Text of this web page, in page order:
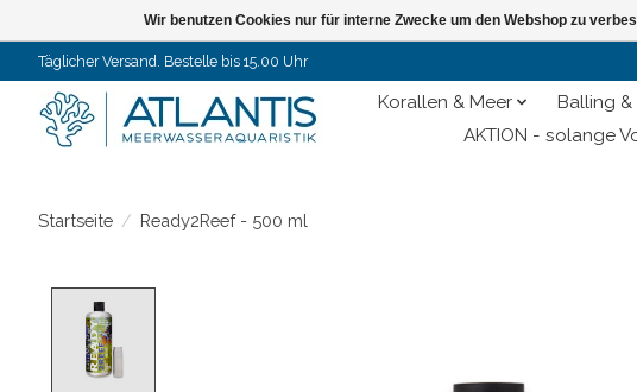
Täglicher Versand. Bestelle bis 15.00 Uhr
Korallen & Meer Balling &
AKTION - solange
Startseite / Ready2Reef - 500 ml
Wir benutzen Cookies nur für interne Zwecke um den Webshop zu